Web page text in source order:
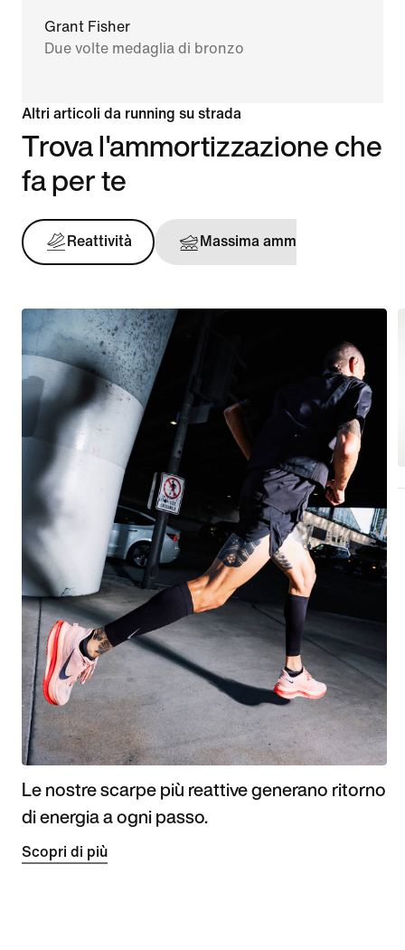
Grant Fisher
Due volte medaglia di bronzo
Altri articoli da running su strada
Trova l'ammortizzazione che
fa per te
Reattività Massima ammortizzazione
Le nostre scarpe più reattive generano ritorno
di energia a ogni passo.
Scopri di più